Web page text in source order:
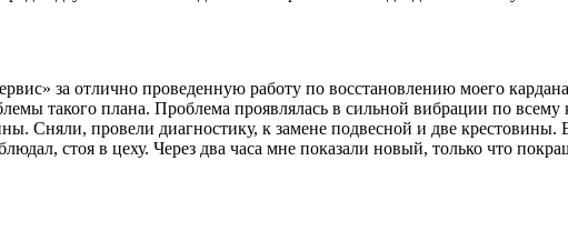
за отлично проведенную работу по восстановлению моего
такого плана. Проблема проявлялась в сильной вибрации по
Сняли, провели диагностику, к замене подвесной и две
стоя в цеху. Через два часа мне показали новый, только что